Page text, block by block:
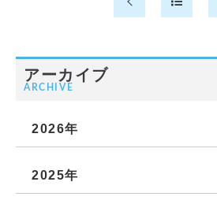
アーカイブ
ARCHIVE
2026年
2025年